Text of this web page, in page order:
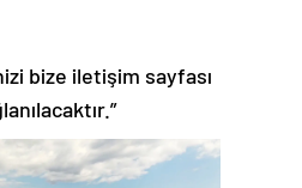
bize iletişim sayfası